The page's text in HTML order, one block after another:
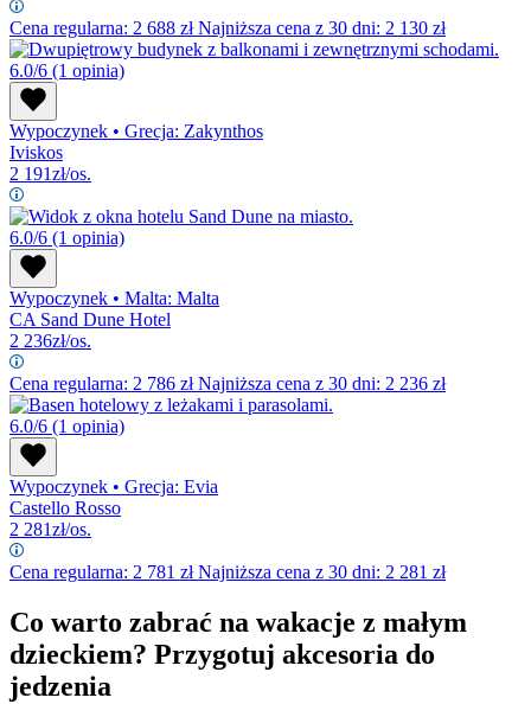
Cena regularna: 2 688 złNajniższa cena z 30 dni: 2 130 zł
6.0/6 (1 opinia)
Wypoczynek • Grecja: Zakynthos
Iviskos
2 191zł/os.
6.0/6 (1 opinia)
Wypoczynek • Malta: Malta
CA Sand Dune Hotel
2 236zł/os.
Cena regularna: 2 786 złNajniższa cena z 30 dni: 2 236 zł
6.0/6 (1 opinia)
Wypoczynek • Grecja: Evia
Castello Rosso
2 281zł/os.
Cena regularna: 2 781 złNajniższa cena z 30 dni: 2 281 zł
Co warto zabrać na wakacje z małym
dzieckiem? Przygotuj akcesoria do
jedzenia